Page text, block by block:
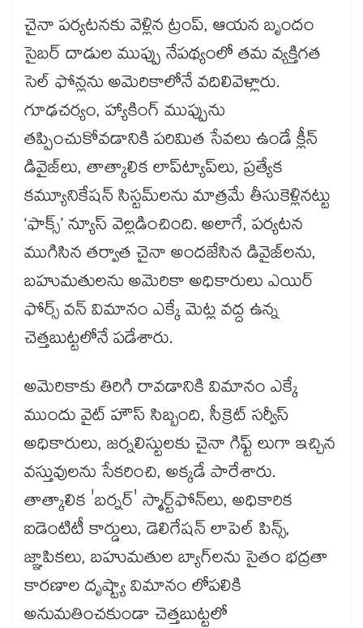
చైనా పర్యటనకు వెళ్లిన ట్రంప్, ఆయన బృందం
సైబర్ దాడుల ముప్పు నేపథ్యంలో తమ వ్యక్తిగత
సెల్ ఫోన్లను అమెరికాలోనే వదిలివెళ్లారు.
గూఢచర్యం, హ్యాకింగ్ ముప్పును
తప్పించుకోవడానికి పరిమిత సేవలు ఉండే క్లీన్
డివైజ్‌‌లు, తాత్కాలిక లాప్‌‌ట్యాప్‌‌లు, ప్రత్యేక
కమ్యూనికేషన్ సిస్టమ్‌‌లను మాత్రమే తీసుకెళ్లినట్టు
‘ఫాక్స్’ న్యూస్ వెల్లడించింది. అలాగే, పర్యటన
ముగిసిన తర్వాత చైనా అందజేసిన డివైజ్‌‌లను,
బహుమతులను అమెరికా అధికారులు ఎయిర్
ఫోర్స్ వన్ విమానం ఎక్కే మెట్ల వద్ద ఉన్న
చెత్తబుట్టలోనే పడేశారు.
అమెరికాకు తిరిగి రావడానికి విమానం ఎక్కే
ముందు వైట్ హౌస్ సిబ్బంది, సీక్రెట్ సర్వీస్
అధికారులు, జర్నలిస్టులకు చైనా గిఫ్ట్ లుగా ఇచ్చిన
వస్తువులను సేకరించి, అక్కడే పారేశారు.
తాత్కాలిక 'బర్నర్' స్మార్ట్‌‌ఫోన్‌‌లు, అధికారిక
ఐడెంటిటీ కార్డులు, డెలిగేషన్ లాపెల్ పిన్స్,
జ్ఞాపికలు, బహుమతుల బ్యాగ్‌‌లను సైతం భద్రతా
కారణాల దృష్ట్యా విమానం లోపలికి
అనుమతించకుండా చెత్తబుట్టలో